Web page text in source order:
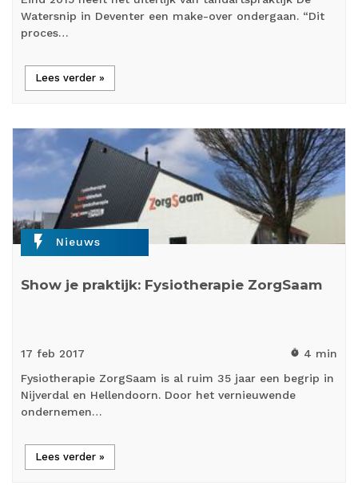
Watersnip in Deventer een make-over ondergaan. “Dit
proces…
Lees verder »
flash_on Nieuws
Show je praktijk: Fysiotherapie ZorgSaam
17 feb 2017 timer 4 min
Fysiotherapie ZorgSaam is al ruim 35 jaar een begrip in
Nijverdal en Hellendoorn. Door het vernieuwende
ondernemen…
Lees verder »